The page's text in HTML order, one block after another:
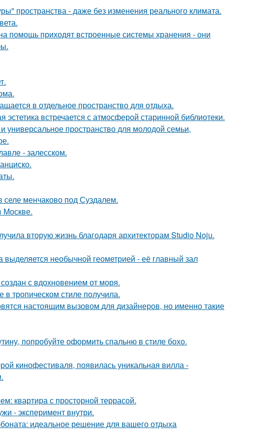
пространства - даже без изменения реального климата.
помощь приходят встроенные системы хранения - они
в отдельное пространство для отдыха.
встречается с атмосферой старинной библиотеки.
пространство для молодой семьи,
- залесском.
селе менчаково под Суздалем.
Москве.
вторую жизнь благодаря архитекторам Studio Noju.
необычной геометрией - её главный зал
с вдохновением от моря.
тропическом стиле получила.
настоящим вызовом для дизайнеров, но именно такие
попробуйте оформить спальню в стиле бохо.
кинофестиваля, появилась уникальная вилла -
квартира с просторной террасой.
- эксперимент внутри.
идеальное решение для вашего отдыха